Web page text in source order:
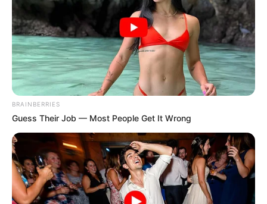
BRAINBERRIES
Guess Their Job — Most People Get It Wrong